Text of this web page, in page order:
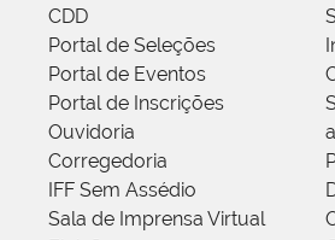
CDD
Portal de Seleções
Portal de Eventos
Portal de Inscrições
Ouvidoria
Corregedoria
IFF Sem Assédio
Sala de Imprensa Virtual